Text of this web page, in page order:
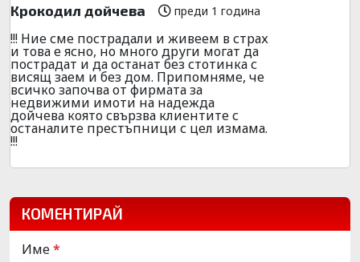
Крокодил дойчева преди 1 година
!!! Ние сме пострадали и живеем в страх
и това е ясно, но много други могат да
пострадат и да останат без стотинка с
висящ заем и без дом. Припомняме, че
всичко започва от фирмата за
недвижими имоти на надежда
дойчева която свързва клиентите с
останалите престъпници с цел измама.
!!!
КОМЕНТИРАЙ
Име*